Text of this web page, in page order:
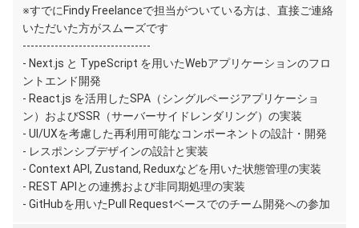
※すでにFindy Freelanceで担当がついている方は、直接ご連絡
いただいた方がスムーズです
--------------------------------
- Next.js と TypeScript を用いたWebアプリケーションのフロ
ントエンド開発
- React.js を活用したSPA（シングルページアプリケーショ
ン）およびSSR（サーバーサイドレンダリング）の実装
- UI/UXを考慮した再利用可能なコンポーネントの設計・開発
- レスポンシブデザインの設計と実装
- Context API, Zustand, Reduxなどを用いた状態管理の実装
- REST APIとの連携および非同期処理の実装
- GitHubを用いたPull Requestベースでのチーム開発への参加